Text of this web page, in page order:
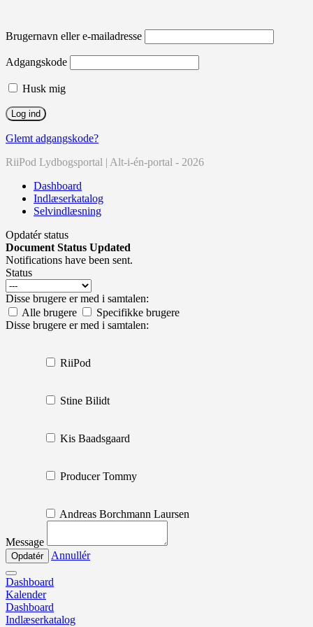
Brugernavn eller e-mailadresse
Adgangskode
Husk mig
Glemt adgangskode?
RiiPod Lydbogsportal | Alt-i-én-portal - 2026
Dashboard
Indlæserkatalog
Selvindlæsning
Opdatér status
Document Status Updated
Notifications have been sent.
Status
Disse brugere er med i samtalen:
Alle brugere
Specifikke brugere
Disse brugere er med i samtalen:
RiiPod
Stine Bilidt
Kis Baadsgaard
Producer Tommy
Andreas Borchmann Laursen
Message
Annullér
Dashboard
Kalender
Dashboard
Indlæserkatalog